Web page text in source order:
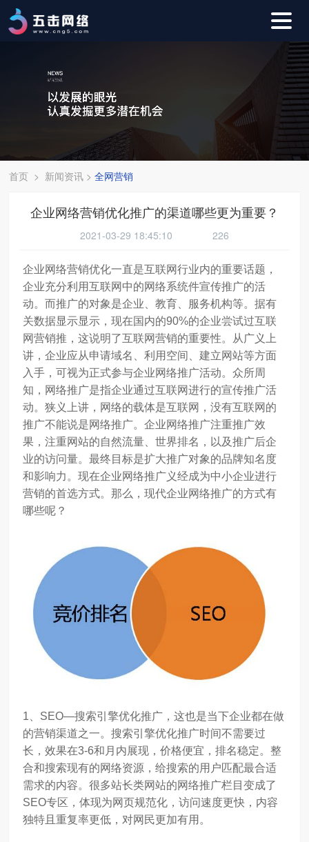
首页 > 新闻资讯 >全网营销
企业网络营销优化推广的渠道哪些更为重要？
2021-03-29 18:45:10 226
企业网络营销优化一直是互联网行业内的重要话题，
企业充分利用互联网中的网络系统件宣传推广的活
动。而推广的对象是企业、教育、服务机构等。据有
关数据显示显示，现在国内的90%的企业尝试过互联
网营销推，这说明了互联网营销的重要性。从广义上
讲，企业应从申请域名、利用空间、建立网站等方面
入手，可视为正式参与企业网络推广活动。众所周
知，网络推广是指企业通过互联网进行的宣传推广活
动。狭义上讲，网络的载体是互联网，没有互联网的
推广不能说是网络推广。企业网络推广注重推广效
果，注重网站的自然流量、世界排名，以及推广后企
业的访问量。最终目标是扩大推广对象的品牌知名度
和影响力。现在企业网络推广义经成为中小企业进行
营销的首选方式。那么，现代企业网络推广的方式有
哪些呢？
1、 SEO—搜索引擎优化推广，这也是当下企业都在做
的营销渠道之一。搜索引擎优化推广时间不需要过
长，效果在3-6和月内展现，价格便宜，排名稳定。整
合和搜索现有的网络资源，给搜索的用户匹配最合适
需求的内容。很多站长类网站的网络推广栏目变成了
SEO专区，体现为网页规范化，访问速度更快，内容
独特且重复率更低，对网民更加有用。